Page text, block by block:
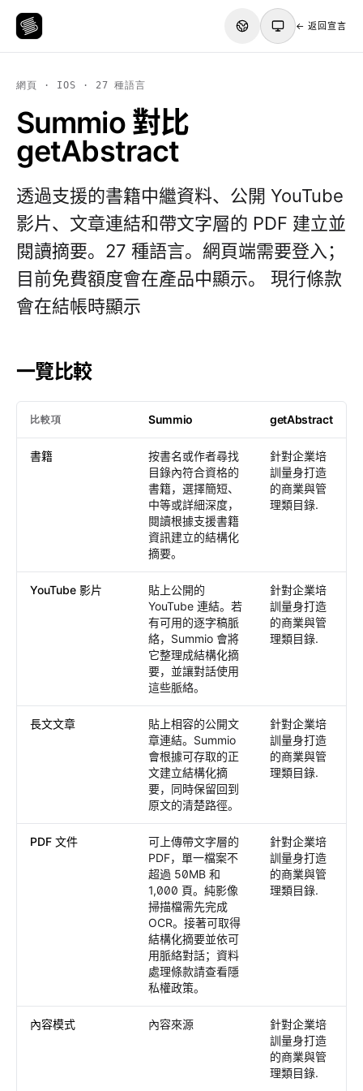
← 返回宣言
網頁 · IOS · 27 種語言
Summio 對比
getAbstract
透過支援的書籍中繼資料、公開 YouTube
影片、文章連結和帶文字層的 PDF 建立並
閱讀摘要。27 種語言。網頁端需要登入；
目前免費額度會在產品中顯示。 現行條款
會在結帳時顯示
一覽比較
比較項 Summio getAbstract
書籍
按書名或作者尋找
目錄內符合資格的
書籍，選擇簡短、
中等或詳細深度，
閱讀根據支援書籍
資訊建立的結構化
摘要。
針對企業培
訓量身打造
的商業與管
理類目錄.
YouTube 影片
貼上公開的
YouTube 連結。若
有可用的逐字稿脈
絡，Summio 會將
它整理成結構化摘
要，並讓對話使用
這些脈絡。
針對企業培
訓量身打造
的商業與管
理類目錄.
長文文章
貼上相容的公開文
章連結。Summio
會根據可存取的正
文建立結構化摘
要，同時保留回到
原文的清楚路徑。
針對企業培
訓量身打造
的商業與管
理類目錄.
PDF 文件
可上傳帶文字層的
PDF，單一檔案不
超過 50MB 和
1,000 頁。純影像
掃描檔需先完成
OCR。接著可取得
結構化摘要並依可
用脈絡對話；資料
處理條款請查看隱
私權政策。
針對企業培
訓量身打造
的商業與管
理類目錄.
內容模式 內容來源
針對企業培
訓量身打造
的商業與管
理類目錄.